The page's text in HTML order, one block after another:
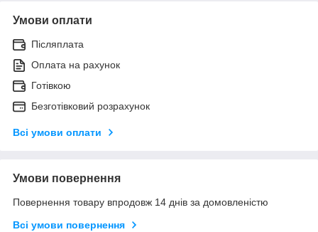
Умови оплати
Післяплата
Оплата на рахунок
Готівкою
Безготівковий розрахунок
Всі умови оплати
Умови повернення
Повернення товару впродовж 14 днів за домовленістю
Всі умови повернення